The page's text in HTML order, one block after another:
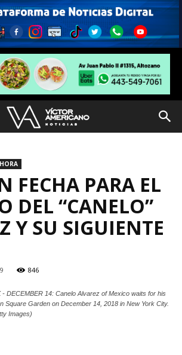
FECHA PARA EL
DEL “CANELO”
Y SU SIGUIENTE
846
- DECEMBER 14: Canelo Alvarez of Mexico waits for his
Square Garden on December 14, 2018 in New York City.
Images)